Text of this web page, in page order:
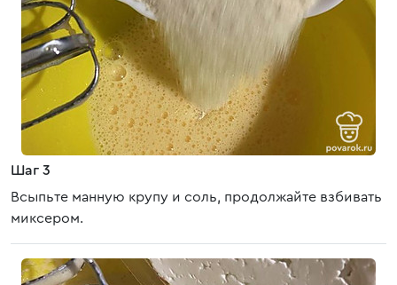
Шаг 3
Всыпьте манную крупу и соль, продолжайте взбивать
миксером.